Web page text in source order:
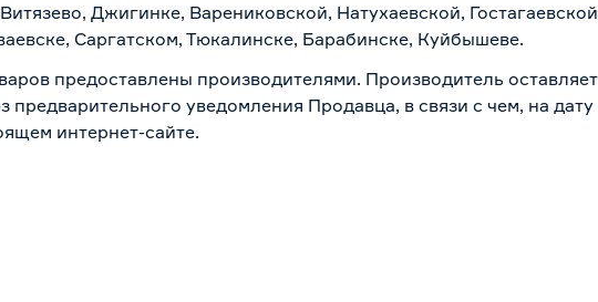
Джигинке, Варениковской, Натухаевской,
Саргатском, Тюкалинске, Барабинске, Куйбышеве.
предоставлены производителями. Производитель
предварительного уведомления Продавца, в связи с чем, на
интернет-сайте.